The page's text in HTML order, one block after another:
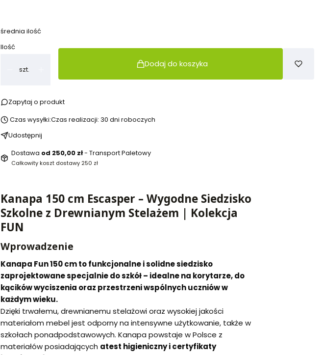
średnia ilość
Ilość
szt.
Dodaj do koszyka
Zapytaj o produkt
Czas wysyłki:Czas realizacji: 30 dni roboczych
Udostępnij
Dostawa od 250,00 zł- Transport Paletowy
Całkowity koszt dostawy 250 zł
Kanapa 150 cm Escasper – Wygodne Siedzisko
Szkolne z Drewnianym Stelażem | Kolekcja
FUN
Wprowadzenie
Kanapa Fun 150 cm to funkcjonalne i solidne siedzisko
zaprojektowane specjalnie do szkół – idealne na korytarze, do
kącików wyciszenia oraz przestrzeni wspólnych uczniów w
każdym wieku.
Dzięki trwałemu, drewnianemu stelażowi oraz wysokiej jakości
materiałom mebel jest odporny na intensywne użytkowanie, także w
szkołach ponadpodstawowych. Kanapa powstaje w Polsce z
materiałów posiadających atest higieniczny i certyfikaty